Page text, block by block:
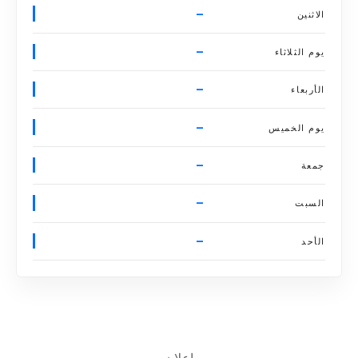
الاثنين –
يوم الثلاثاء –
الأربعاء –
يوم الخميس –
جمعة –
السبت –
الأحد –